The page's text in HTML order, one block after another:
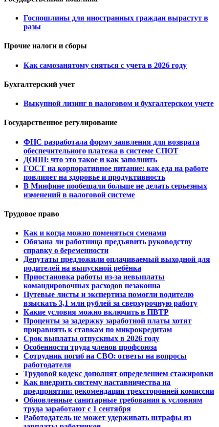
Госпошлины для иностранных граждан вырастут в
разы
Прочие налоги и сборы
Как самозанятому сняться с учета в 2026 году
Бухгалтерский учет
Выкупной лизинг в налоговом и бухгалтерском учете
Государственное регулирование
ФНС разработала форму заявления для возврата
обеспечительного платежа в системе СПОТ
ДОПП: что это такое и как заполнить
ГОСТ на корпоративное питание: как еда на работе
повлияет на здоровье и продуктивность
В Минфине пообещали больше не делать серьезных
изменений в налоговой системе
Трудовое право
Как и когда можно поменяться сменами
Обязана ли работница предъявить руководству
справку о беременности
Депутаты предложили оплачиваемый выходной для
родителей на выпускной ребёнка
Приостановка работы из-за невыплаты
командировочных расходов незаконна
Путевые листы и экспертиза помогли водителю
взыскать 3,1 млн рублей за сверхурочную работу
Какие условия можно включить в ПВТР
Проценты за задержку заработной платы хотят
приравнять к ставкам по микрокредитам
Срок выплаты отпускных в 2026 году
Особенности труда членов профсоюза
Сотрудник погиб на СВО: ответы на вопросы
работодателя
Трудовой кодекс дополнят определением стажировки
Как внедрить систему наставничества на
предприятии: рекомендации трехсторонней комиссии
Обновленные санитарные требования к условиям
труда заработают с 1 сентября
Работодатель не может удерживать штрафы из